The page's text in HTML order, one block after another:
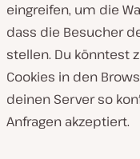
eingreifen, um die
dass die Besucher
stellen. Du könntest
Cookies in den
deinen Server so
Anfragen akzeptiert.